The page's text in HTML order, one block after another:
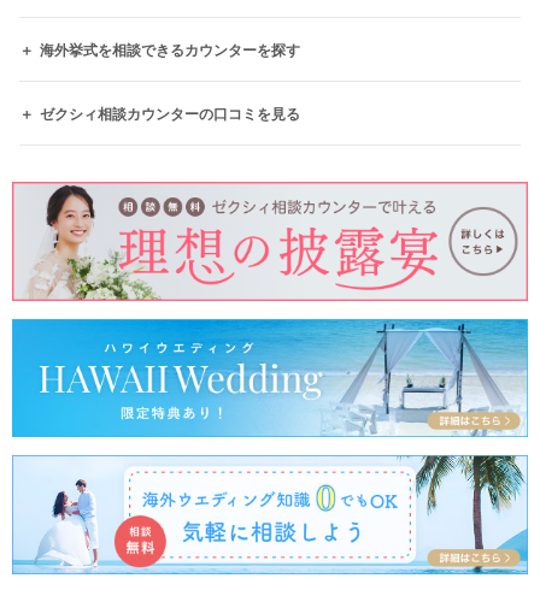
海外挙式を相談できるカウンターを探す
ゼクシィ相談カウンターの口コミを見る